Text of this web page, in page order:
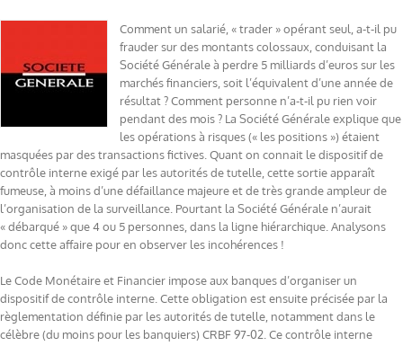
Comment un salarié, « trader » opérant seul, a-t-il pu
frauder sur des montants colossaux, conduisant la
Société Générale à perdre 5 milliards d’euros sur les
marchés financiers, soit l’équivalent d’une année de
résultat ? Comment personne n’a-t-il pu rien voir
pendant des mois ? La Société Générale explique que
les opérations à risques (« les positions ») étaient
masquées par des transactions fictives. Quant on connait le dispositif de
contrôle interne exigé par les autorités de tutelle, cette sortie apparaît
fumeuse, à moins d’une défaillance majeure et de très grande ampleur de
l’organisation de la surveillance. Pourtant la Société Générale n’aurait
« débarqué » que 4 ou 5 personnes, dans la ligne hiérarchique. Analysons
donc cette affaire pour en observer les incohérences !
Le Code Monétaire et Financier impose aux banques d’organiser un
dispositif de contrôle interne. Cette obligation est ensuite précisée par la
règlementation définie par les autorités de tutelle, notamment dans le
célèbre (du moins pour les banquiers) CRBF 97-02. Ce contrôle interne